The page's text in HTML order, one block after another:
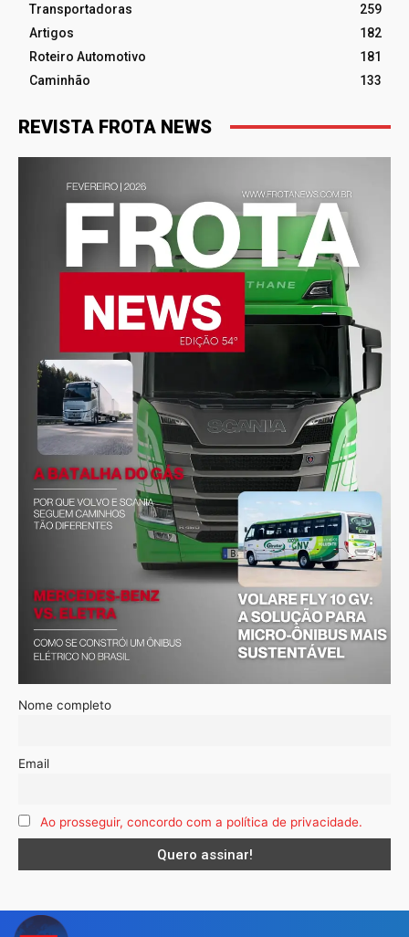
Transportadoras
259
Artigos
182
Roteiro Automotivo
181
Caminhão
133
REVISTA FROTA NEWS
Nome completo
Email
Ao prosseguir, concordo com a política de privacidade.